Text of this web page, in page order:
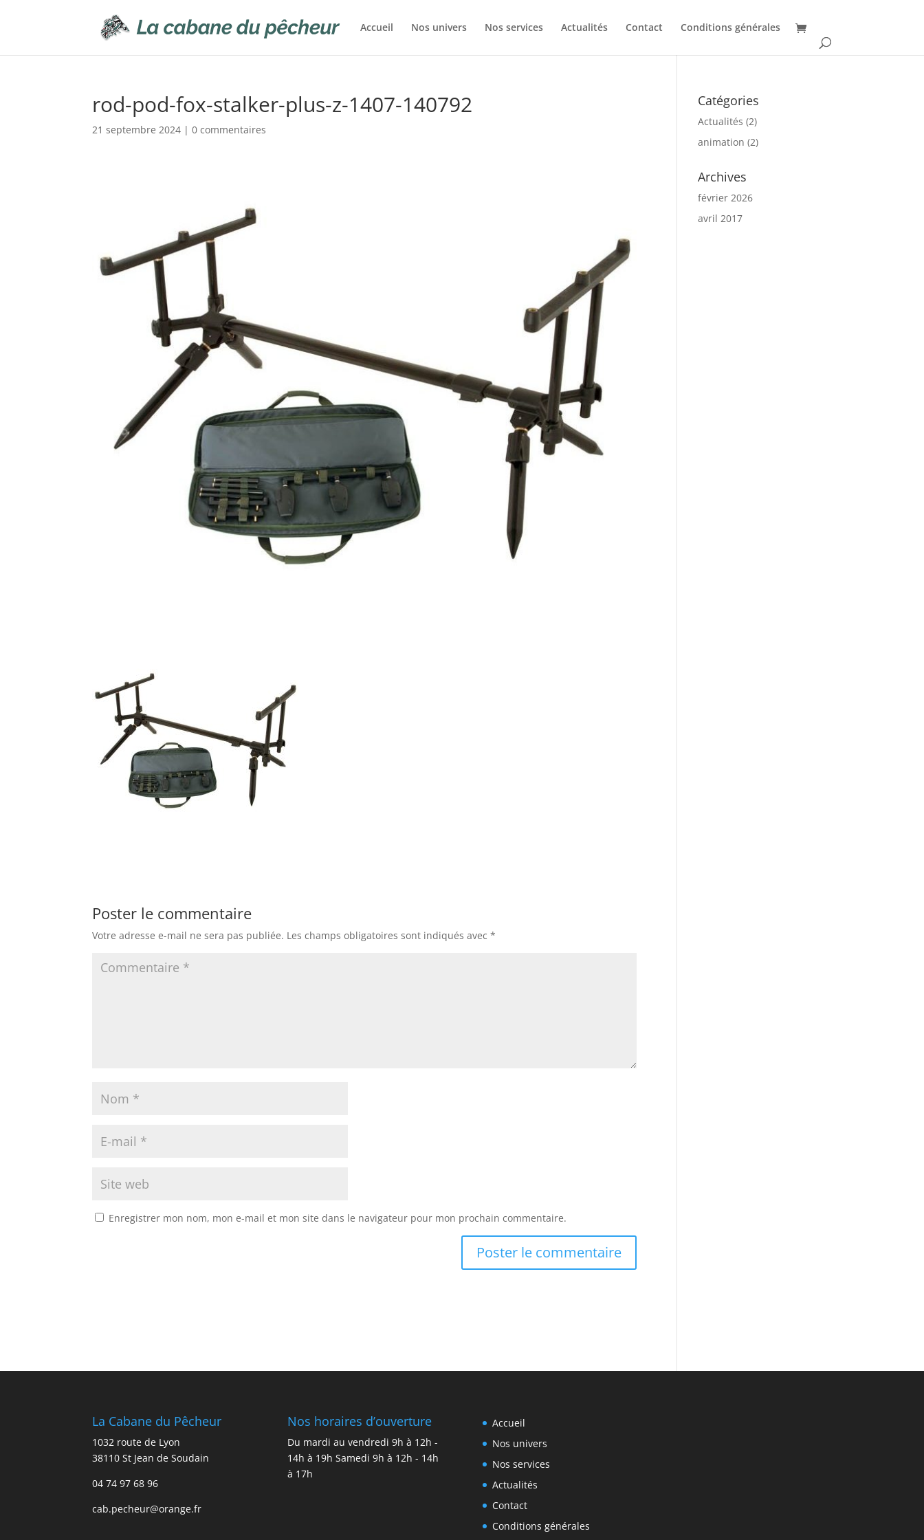
Accueil Nos univers Nos services Actualités Contact Conditions générales
rod-pod-fox-stalker-plus-z-1407-140792
21 septembre 2024 |0 commentaires
Poster le commentaire
Votre adresse e-mail ne sera pas publiée. Les champs obligatoires sont indiqués avec*
Enregistrer mon nom, mon e-mail et mon site dans le navigateur pour mon prochain commentaire.
Catégories
Actualités (2)
animation (2)
Archives
février 2026
avril 2017
La Cabane du Pêcheur
1032 route de Lyon
38110 St Jean de Soudain
04 74 97 68 96
cab.pecheur@orange.fr
Nos horaires d’ouverture
Du mardi au vendredi 9h à 12h -
14h à 19h Samedi 9h à 12h - 14h
à 17h
Accueil
Nos univers
Nos services
Actualités
Contact
Conditions générales